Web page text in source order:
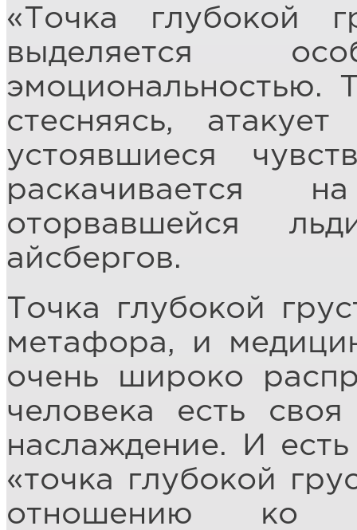
«Точка глубокой
выделяется
эмоциональностью.
стесняясь,
устоявшиеся
раскачивается
оторвавшейся
айсбергов.
Точка глубокой
метафора, и
очень широко
человека есть
наслаждение. И
«точка глубокой
отношению ко